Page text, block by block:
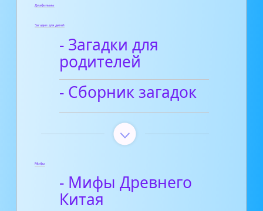
Диафильмы
Загадки для детей
- Загадки для
родителей
- Сборник загадок
Мифы
- Мифы Древнего
Китая